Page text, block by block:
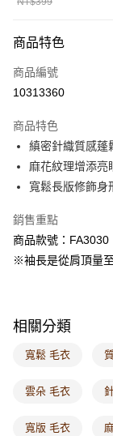
每筆NT$60，滿
付款後全家取貨
萊爾富取貨付款
付款後萊爾富取貨
每筆NT$60，滿
7-11取貨付款
每筆NT$60，滿
付款後7-11取貨
每筆NT$60，滿
每筆NT$120，滿
付款後門市自取
海外配送-港/澳/新/
海外配送-其他亞洲
商品特色
商品編號
10313360
商品特色
縝密針織質感蓬
麻花紋理增添亮
寬鬆長版修飾身
銷售重點
商品款號：FA3030
※袖長是從肩頂量
相關分類
寬鬆 毛衣
雲朵 毛衣
寬版 毛衣